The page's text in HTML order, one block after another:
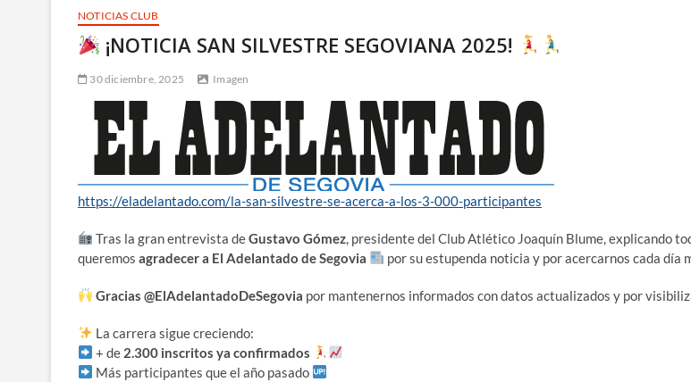
NOTICIAS CLUB
¡NOTICIA SAN SILVESTRE SEGOVIANA 2025!
30 diciembre, 2025 Imagen
https://eladelantado.com/la-san-silvestre-se-acerca-a-los-3-000-participantes
Tras la gran entrevista deGustavo Gómez, presidente del Club Atlético Joaquín Blume, explicando
queremos agradecer a El Adelantado de Segovia por su estupenda noticia y por acercarnos cada día
Gracias @ElAdelantadoDeSegovia por mantenernos informados con datos actualizados y por
La carrera sigue creciendo:
+ de 2.300 inscritos ya confirmados
Más participantes que el año pasado